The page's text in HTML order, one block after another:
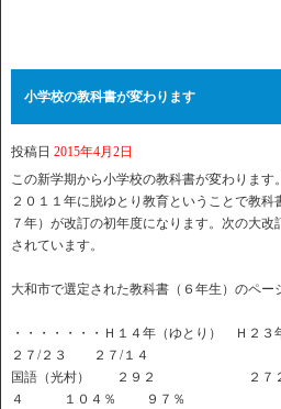
小学校の教科書が変わります
投稿日 2015年4月2日
この新学期から小学校の教科書が変わります。
２０１１年に脱ゆとり教育ということで教科
７年）が改訂の初年度になります。次の大
されています。
大和市で選定された教科書（６年生）のペー
・・・・・・・Ｈ１４年（ゆとり） Ｈ
２７/２３ ２７/１４
国語（光村） ２９２
４ １０４％ ９７％